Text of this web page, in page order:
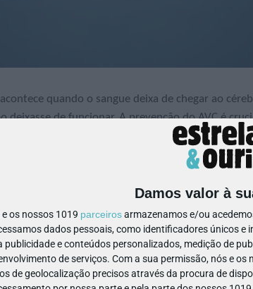
Damos valor à
e os nossos 1019 parceirosarmazenamos e/ou
dados pessoais, como identificadores únicos
publicidade e conteúdos personalizados, medição de
de serviços. Com a sua permissão, nós e
de geolocalização precisos através da procura de
quando o sangue deixa de chegar ao
de funcionar. A prevenção do AVC é
ensinar sintomas de AVC de modo fácil de
Força)